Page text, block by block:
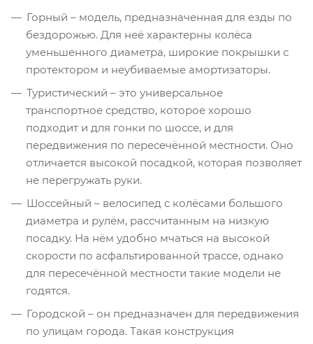
Горный – модель, предназначенная для езды по
бездорожью. Для неё характерны колёса
уменьшенного диаметра, широкие покрышки с
протектором и неубиваемые амортизаторы.
Туристический – это универсальное
транспортное средство, которое хорошо
подходит и для гонки по шоссе, и для
передвижения по пересечённой местности. Оно
отличается высокой посадкой, которая позволяет
не перегружать руки.
Шоссейный – велосипед с колёсами большого
диаметра и рулём, рассчитанным на низкую
посадку. На нём удобно мчаться на высокой
скорости по асфальтированной трассе, однако
для пересечённой местности такие модели не
годятся.
Городской – он предназначен для передвижения
по улицам города. Такая конструкция